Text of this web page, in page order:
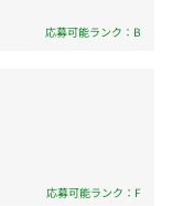
One」
引管理サービ
、契約書をは
のAIやオペ
ータを抽出
も付けます。取
応募可能ランク：B
応募可能ランク：F